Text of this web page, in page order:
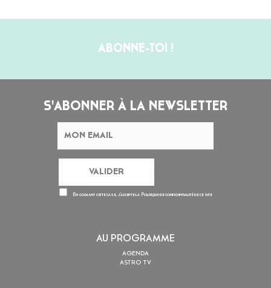
ABONNE-TOI !
S'ABONNER À LA NEWSLETTER
En cochant cette case, j’accepte la Politique de confidentialitéde ce site
AU PROGRAMME
AGENDA
ASTRO TV